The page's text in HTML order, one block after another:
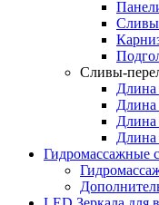
Сливы-
Длина
Длина
Длина
Длина
Гидромассажные